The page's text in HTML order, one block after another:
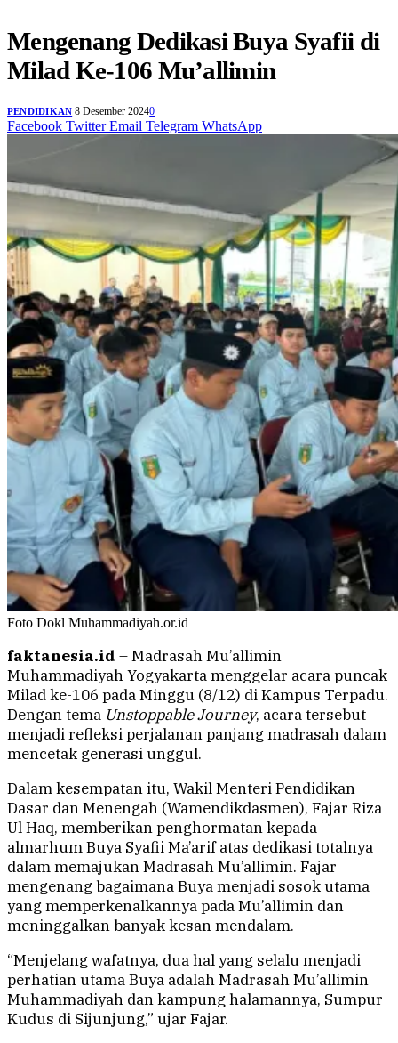
Mengenang Dedikasi Buya Syafii di
Milad Ke-106 Mu’allimin
PENDIDIKAN 8 Desember 20240
Facebook Twitter Email Telegram WhatsApp
Foto Dokl Muhammadiyah.or.id
faktanesia.id – Madrasah Mu’allimin
Muhammadiyah Yogyakarta menggelar acara puncak
Milad ke-106 pada Minggu (8/12) di Kampus Terpadu.
Dengan tema Unstoppable Journey, acara tersebut
menjadi refleksi perjalanan panjang madrasah dalam
mencetak generasi unggul.
Dalam kesempatan itu, Wakil Menteri Pendidikan
Dasar dan Menengah (Wamendikdasmen), Fajar Riza
Ul Haq, memberikan penghormatan kepada
almarhum Buya Syafii Ma’arif atas dedikasi totalnya
dalam memajukan Madrasah Mu’allimin. Fajar
mengenang bagaimana Buya menjadi sosok utama
yang memperkenalkannya pada Mu’allimin dan
meninggalkan banyak kesan mendalam.
“Menjelang wafatnya, dua hal yang selalu menjadi
perhatian utama Buya adalah Madrasah Mu’allimin
Muhammadiyah dan kampung halamannya, Sumpur
Kudus di Sijunjung,” ujar Fajar.